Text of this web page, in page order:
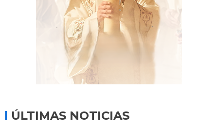
ÚLTIMAS NOTICIAS